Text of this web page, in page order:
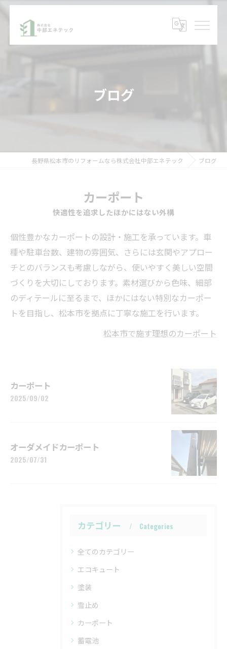
ブログ
長野県松本市のリフォームなら株式会社中部エネテック ブログ
カーポート
快適性を追求したほかにはない外構
個性豊かなカーポートの設計・施工を承っています。車
種や駐車台数、建物の雰囲気、さらには玄関やアプロー
チとのバランスも考慮しながら、使いやすく美しい空間
づくりを大切にしております。素材選びから色味、細部
のディテールに至るまで、ほかにはない特別なカーポー
トを目指し、松本市を拠点に丁寧な施工を行います。
松本市で施す理想のカーポート
カーポート
2025/09/02
オーダメイドカーポート
2025/07/31
カテゴリー Categories
全てのカテゴリー
エコキュート
塗装
雪止め
カーポート
蓄電池